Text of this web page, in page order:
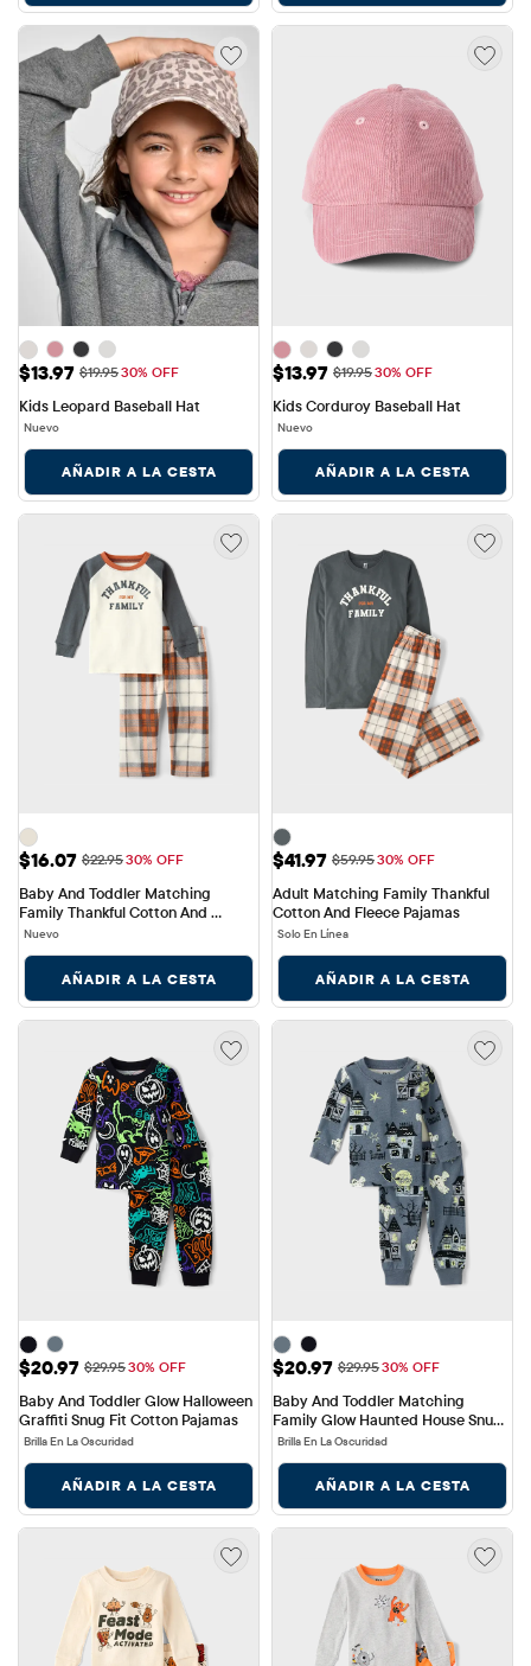
Precio de venta: $13.97
$13.97 Precio original: $19.95
$19.95
Kids Leopard Baseball Hat
Nuevo
AÑADIR A LA CESTA
Precio de venta: $13.97
$13.97 Precio original: $19.95
$19.95
Kids Corduroy Baseball Hat
Nuevo
AÑADIR A LA CESTA
Precio de venta: $16.07
$16.07
Baby And Toddler Matching
Family Thankful Cotton And
Fleece Pajamas
Nuevo
AÑADIR A LA CESTA
Precio de venta: $41.97
$41.97
Adult Matching Family Thankful
Cotton And Fleece Pajamas
Solo En Línea
AÑADIR A LA CESTA
Precio de venta: $20.97
$20.97
Baby And Toddler Glow Halloween
Graffiti Snug Fit Cotton Pajamas
Brilla En La Oscuridad
AÑADIR A LA CESTA
Precio de venta: $20.97
$20.97
Baby And Toddler Matching
Family Glow Haunted House Snug
Fit Cotton Pajamas
Brilla En La Oscuridad
AÑADIR A LA CESTA